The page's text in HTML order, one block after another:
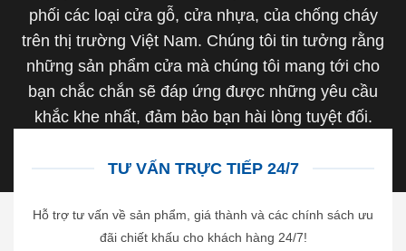
phối các loại cửa gỗ, cửa nhựa, của chống cháy
trên thị trường Việt Nam. Chúng tôi tin tưởng rằng
những sản phẩm cửa mà chúng tôi mang tới cho
bạn chắc chắn sẽ đáp ứng được những yêu cầu
khắc khe nhất, đảm bảo bạn hài lòng tuyệt đối.
TƯ VẤN TRỰC TIẾP 24/7
Hỗ trợ tư vấn về sản phẩm, giá thành và các chính sách ưu
đãi chiết khấu cho khách hàng 24/7!